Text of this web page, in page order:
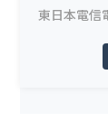
東日本電信